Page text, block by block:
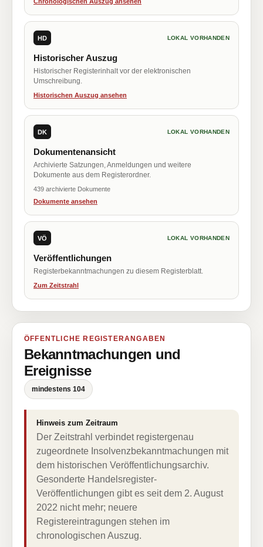
HD LOKAL VORHANDEN
Historischer Auszug
Historischer Registerinhalt vor der elektronischen
Umschreibung.
Historischen Auszug ansehen
DK LOKAL VORHANDEN
Dokumentenansicht
Archivierte Satzungen, Anmeldungen und weitere
Dokumente aus dem Registerordner.
439 archivierte Dokumente
Dokumente ansehen
VÖ LOKAL VORHANDEN
Veröffentlichungen
Registerbekanntmachungen zu diesem Registerblatt.
Zum Zeitstrahl
ÖFFENTLICHE REGISTERANGABEN
Bekanntmachungen und
Ereignisse
mindestens 104
Hinweis zum Zeitraum
Der Zeitstrahl verbindet registergenau
zugeordnete Insolvenzbekanntmachungen mit
dem historischen Veröffentlichungsarchiv.
Gesonderte Handelsregister-
Veröffentlichungen gibt es seit dem 2. August
2022 nicht mehr; neuere
Registereintragungen stehen im
chronologischen Auszug.